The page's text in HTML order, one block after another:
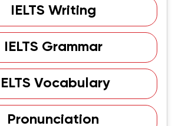
IELTS Writing
IELTS Grammar
Vocabulary
Pronunciation